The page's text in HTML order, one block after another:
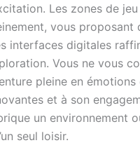
Les zones de
vous proposant
interfaces digitales
Vous ne vous
pleine en
et à son
un environnement
seul loisir.